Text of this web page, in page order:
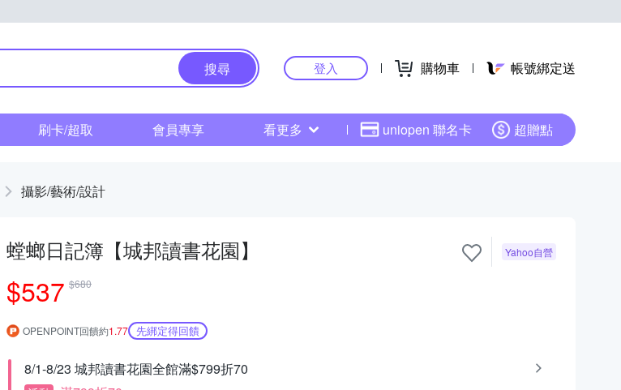
搜尋 登入 購物車 帳號綁定送
刷卡/超取 會員專享 看更多 uniopen 聯名卡 超贈點
攝影/藝術/設計
螳螂日記簿【城邦讀書花園】
$537 $680
Yahoo自營
OPENPOINT回饋約1.77 先綁定得回饋
8/1-8/23 城邦讀書花園全館滿$799折70